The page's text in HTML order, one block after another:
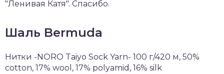
"Ленивая Катя". Спасибо.
Шаль Bermuda
Нитки -NORO Taiyo Sock Yarn- 100 г/420 м, 50%
cotton, 17% wool, 17% polyamid, 16% silk